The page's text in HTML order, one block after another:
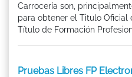
Carrocería son,
para obtener el Titulo Oficial
Título de Formación
Pruebas Libres FP